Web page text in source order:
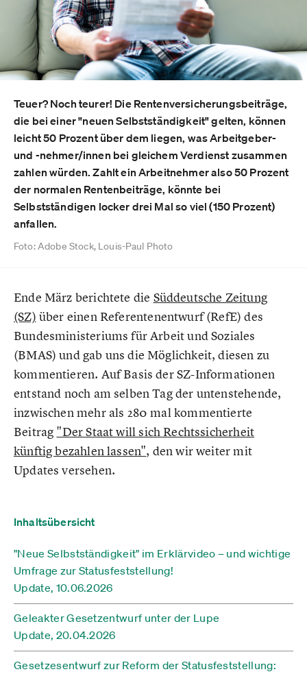
Teuer? Noch teurer! Die Rentenversicherungsbeiträge,
die bei einer "neuen Selbstständigkeit" gelten, können
leicht 50 Prozent über dem liegen, was Arbeitgeber-
und -nehmer/innen bei gleichem Verdienst zusammen
zahlen würden. Zahlt ein Arbeitnehmer also 50 Prozent
der normalen Rentenbeiträge, könnte bei
Selbstständigen locker drei Mal so viel (150 Prozent)
anfallen.
Foto: Adobe Stock, Louis-Paul Photo
Ende März berichtete die Süddeutsche Zeitung
(SZ) über einen Referentenentwurf (RefE) des
Bundesministeriums für Arbeit und Soziales
(BMAS) und gab uns die Möglichkeit, diesen zu
kommentieren. Auf Basis der SZ-Informationen
entstand noch am selben Tag der untenstehende,
inzwischen mehr als 280 mal kommentierte
Beitrag "Der Staat will sich Rechtssicherheit
künftig bezahlen lassen", den wir weiter mit
Updates versehen.
Inhaltsübersicht
"Neue Selbstständigkeit" im Erklärvideo – und wichtige
Umfrage zur Statusfeststellung!
Update, 10.06.2026
Geleakter Gesetzentwurf unter der Lupe
Update, 20.04.2026
Gesetzesentwurf zur Reform der Statusfeststellung: